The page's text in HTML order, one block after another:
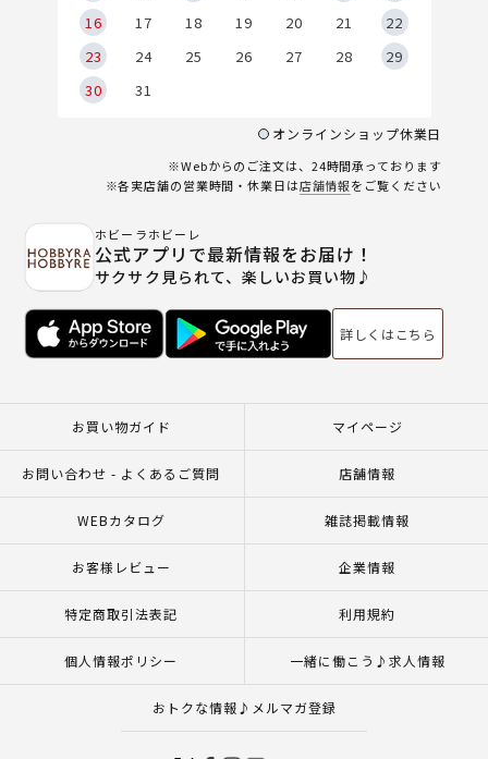
16
17 18 19 20 21
22
23
24 25 26 27 28
29
30
31
オンラインショップ休業日
※Webからのご注文は、24時間承っております
※各実店舗の営業時間・休業日は店舗情報をご覧ください
ホビーラホビーレ
公式アプリで最新情報をお届け！
サクサク見られて、楽しいお買い物♪
詳しくはこちら
お買い物ガイド マイページ
お問い合わせ - よくあるご質問 店舗情報
WEBカタログ 雑誌掲載情報
お客様レビュー 企業情報
特定商取引法表記 利用規約
個人情報ポリシー 一緒に働こう♪求人情報
おトクな情報♪メルマガ登録